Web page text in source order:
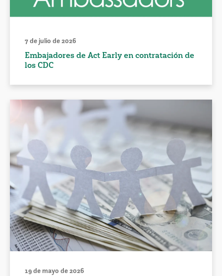
7 de julio de 2026
Embajadores de Act Early en contratación de
los CDC
19 de mayo de 2026